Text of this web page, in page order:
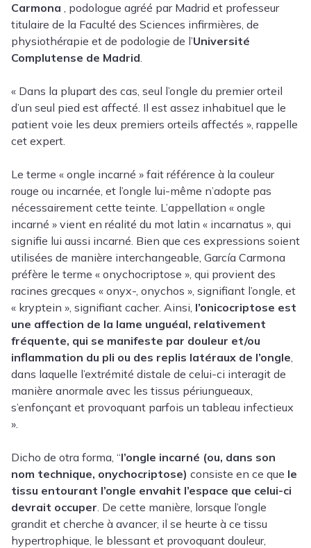
Carmona , podologue agréé par Madrid et professeur
titulaire de la Faculté des Sciences infirmières, de
physiothérapie et de podologie de l’Université
Complutense de Madrid.
« Dans la plupart des cas, seul l’ongle du premier orteil
d’un seul pied est affecté. Il est assez inhabituel que le
patient voie les deux premiers orteils affectés », rappelle
cet expert.
Le terme « ongle incarné » fait référence à la couleur
rouge ou incarnée, et l’ongle lui-même n’adopte pas
nécessairement cette teinte. L’appellation « ongle
incarné » vient en réalité du mot latin « incarnatus », qui
signifie lui aussi incarné. Bien que ces expressions soient
utilisées de manière interchangeable, García Carmona
préfère le terme « onychocriptose », qui provient des
racines grecques « onyx-, onychos », signifiant l’ongle, et
« kryptein », signifiant cacher. Ainsi, l’onicocriptose est
une affection de la lame unguéal, relativement
fréquente, qui se manifeste par douleur et/ou
inflammation du pli ou des replis latéraux de l’ongle,
dans laquelle l’extrémité distale de celui-ci interagit de
manière anormale avec les tissus périungueaux,
s’enfonçant et provoquant parfois un tableau infectieux
».
Dicho de otra forma, “l’ongle incarné (ou, dans son
nom technique, onychocriptose) consiste en ce que le
tissu entourant l’ongle envahit l’espace que celui-ci
devrait occuper. De cette manière, lorsque l’ongle
grandit et cherche à avancer, il se heurte à ce tissu
hypertrophique, le blessant et provoquant douleur,